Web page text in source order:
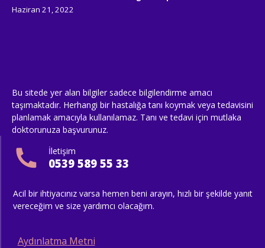
Haziran 21, 2022
Bu sitede yer alan bilgiler sadece bilgilendirme amacı
taşımaktadır. Herhangi bir hastalığa tanı koymak veya tedavisini
planlamak amacıyla kullanılamaz. Tanı ve tedavi için mutlaka
doktorunuza başvurunuz.
İletişim
0539 589 55 33
Acil bir ihtiyacınız varsa hemen beni arayın, hızlı bir şekilde yanıt
vereceğim ve size yardımcı olacağım.
Aydınlatma Metni